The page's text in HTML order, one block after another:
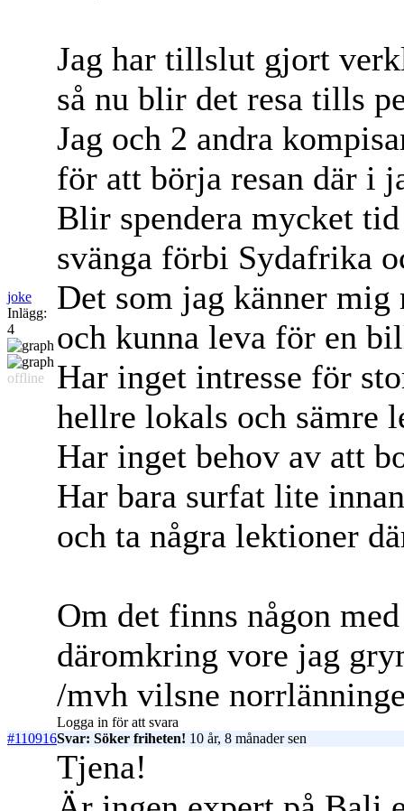
joke
Inlägg:
4
offline
Jag har tillslut gjort
så nu blir det resa tills
Jag och 2 andra
för att börja resan där i
Blir spendera mycket
svänga förbi Sydafrika
Det som jag känner mig
och kunna leva för en
Har inget intresse för
hellre lokals och sämre
Har inget behov av att
Har bara surfat lite
och ta några lektioner
Om det finns någon
däromkring vore jag
/mvh vilsne
Logga in för att svara
#110916Svar: Söker friheten! 10 år, 8 månader sen
Tjena!